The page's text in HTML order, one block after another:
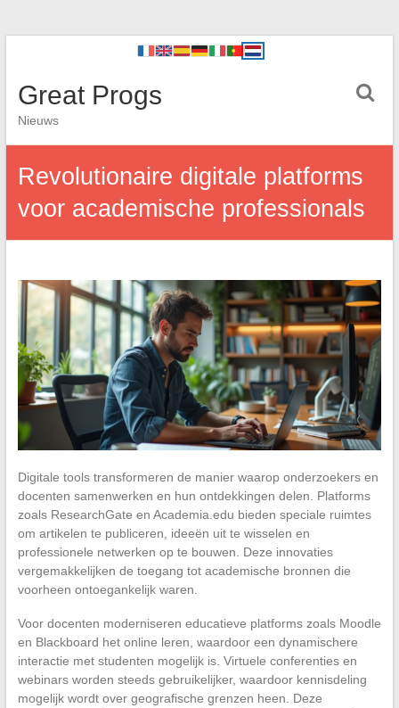
Great Progs
Nieuws
Revolutionaire digitale platforms
voor academische professionals
Digitale tools transformeren de manier waarop onderzoekers en
docenten samenwerken en hun ontdekkingen delen. Platforms
zoals ResearchGate en Academia.edu bieden speciale ruimtes
om artikelen te publiceren, ideeën uit te wisselen en
professionele netwerken op te bouwen. Deze innovaties
vergemakkelijken de toegang tot academische bronnen die
voorheen ontoegankelijk waren.
Voor docenten moderniseren educatieve platforms zoals Moodle
en Blackboard het online leren, waardoor een dynamischere
interactie met studenten mogelijk is. Virtuele conferenties en
webinars worden steeds gebruikelijker, waardoor kennisdeling
mogelijk wordt over geografische grenzen heen. Deze